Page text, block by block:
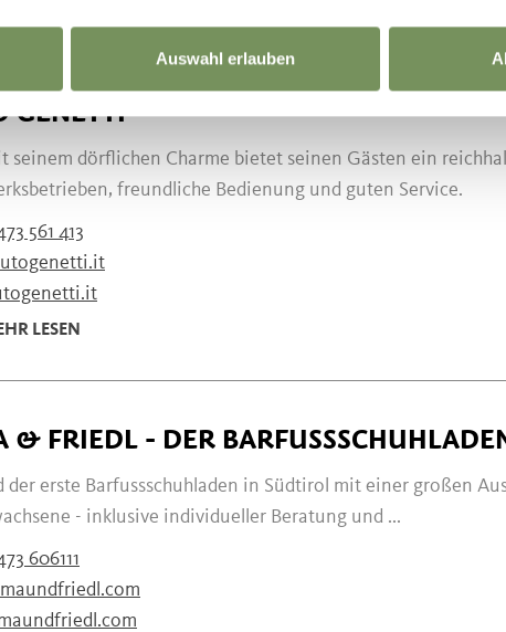
Auswahl erlauben
GENETTI
seinem dörflichen Charme bietet seinen Gästen ein
freundliche Bedienung und guten Service.
561 413
LESEN
& FRIEDL - DER
der erste Barfussschuhladen in Südtirol mit einer großen
- inklusive individueller Beratung und ...
606111